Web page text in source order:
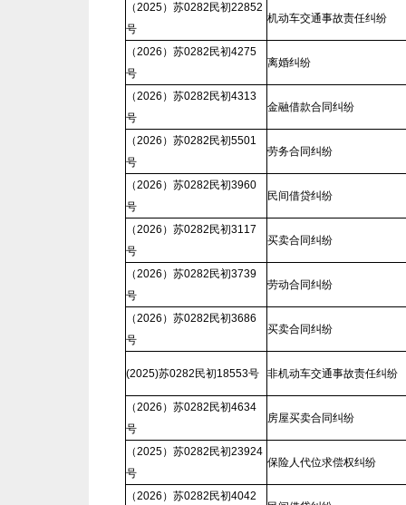
（2025）苏0282民初22852
号
机动车交通事故责任纠纷
（2026）苏0282民初4275
号
离婚纠纷
（2026）苏0282民初4313
号
金融借款合同纠纷
（2026）苏0282民初5501
号
劳务合同纠纷
（2026）苏0282民初3960
号
民间借贷纠纷
（2026）苏0282民初3117
号
买卖合同纠纷
（2026）苏0282民初3739
号
劳动合同纠纷
（2026）苏0282民初3686
号
买卖合同纠纷
(2025)苏0282民初18553号 非机动车交通事故责任纠纷
（2026）苏0282民初4634
号
房屋买卖合同纠纷
（2025）苏0282民初23924
号
保险人代位求偿权纠纷
（2026）苏0282民初4042